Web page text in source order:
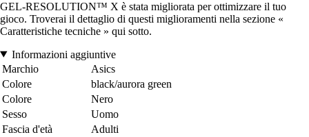
GEL-RESOLUTION™ X è stata migliorata per ottimizzare il tuo
gioco. Troverai il dettaglio di questi miglioramenti nella sezione «
Caratteristiche tecniche » qui sotto.
Informazioni aggiuntive
Marchio
Asics
Colore
black/aurora green
Colore
Nero
Sesso
Uomo
Fascia d'età
Adulti